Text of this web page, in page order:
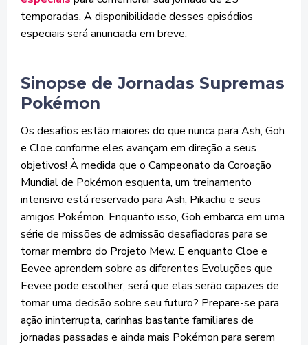
temporadas. A disponibilidade desses episódios
especiais será anunciada em breve.
Sinopse de Jornadas Supremas
Pokémon
Os desafios estão maiores do que nunca para Ash, Goh
e Cloe conforme eles avançam em direção a seus
objetivos! À medida que o Campeonato da Coroação
Mundial de Pokémon esquenta, um treinamento
intensivo está reservado para Ash, Pikachu e seus
amigos Pokémon. Enquanto isso, Goh embarca em uma
série de missões de admissão desafiadoras para se
tornar membro do Projeto Mew. E enquanto Cloe e
Eevee aprendem sobre as diferentes Evoluções que
Eevee pode escolher, será que elas serão capazes de
tomar uma decisão sobre seu futuro? Prepare-se para
ação ininterrupta, carinhas bastante familiares de
jornadas passadas e ainda mais Pokémon para serem